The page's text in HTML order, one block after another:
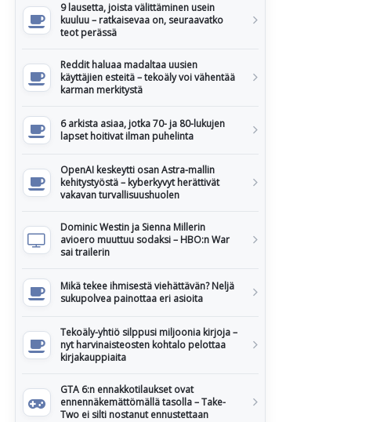
9 lausetta, joista välittäminen usein
kuuluu – ratkaisevaa on, seuraavatko
teot perässä
Reddit haluaa madaltaa uusien
käyttäjien esteitä – tekoäly voi vähentää
karman merkitystä
6 arkista asiaa, jotka 70- ja 80-lukujen
lapset hoitivat ilman puhelinta
OpenAI keskeytti osan Astra-mallin
kehitystyöstä – kyberkyvyt herättivät
vakavan turvallisuushuolen
Dominic Westin ja Sienna Millerin
avioero muuttuu sodaksi – HBO:n War
sai trailerin
Mikä tekee ihmisestä viehättävän? Neljä
sukupolvea painottaa eri asioita
Tekoäly-yhtiö silppusi miljoonia kirjoja –
nyt harvinaisteosten kohtalo pelottaa
kirjakauppiaita
GTA 6:n ennakkotilaukset ovat
ennennäkemättömällä tasolla – Take-
Two ei silti nostanut ennustettaan